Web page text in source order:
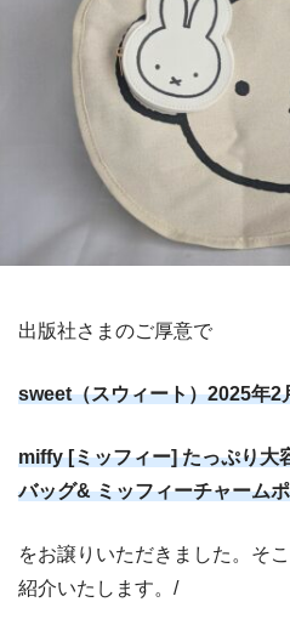
出版社さまのご厚意で
sweet（スウィート）2025年2
miffy [ミッフィー] たっぷり大
バッグ& ミッフィーチャーム
をお譲りいただきました。そ
紹介いたします。/